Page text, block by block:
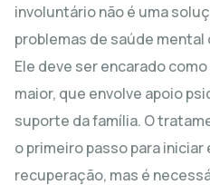
involuntário não é uma
problemas de saúde
Ele deve ser encarado
maior, que envolve apoio
suporte da família. O
o primeiro passo para iniciar
recuperação, mas é